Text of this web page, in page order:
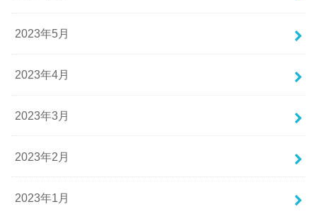
2023年5月
2023年4月
2023年3月
2023年2月
2023年1月